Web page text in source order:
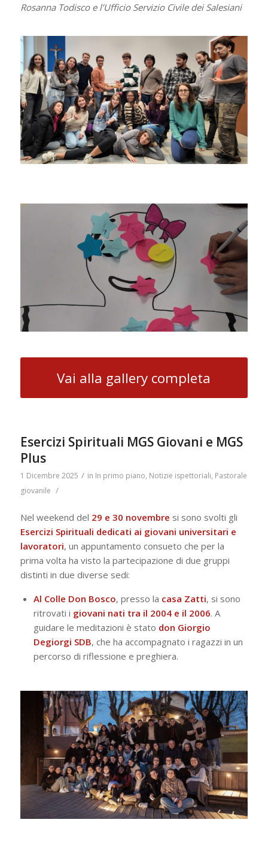
Rosanna Todisco e l’Ufficio Servizio Civile dei Salesiani
Vai alla gallery completa
Esercizi Spirituali MGS Giovani e MGS
Plus
1 Dicembre 2025 / in In primo piano, Notizie ispettoriali, Pastorale
giovanile /
Nel weekend del 29 e 30 novembre si sono svolti gli
Esercizi Spirituali dedicati ai giovani universitari e
lavoratori, un appuntamento consueto che per la
prima volta ha visto la partecipazione di due gruppi
distinti in due diverse sedi:
Al Colle Don Bosco, presso la casa Zatti, si sono
ritrovati i giovani nati tra il 2004 e il 2006. A
guidare le meditazioni è stato don Giorgio
Degiorgi SDB, che ha accompagnato i ragazzi in un
percorso di riflessione e preghiera.